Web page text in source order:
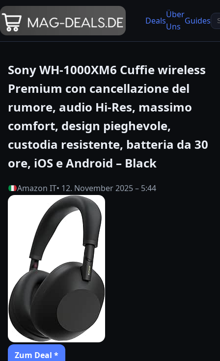
Deals
Über
Uns
Guides
Sony WH-1000XM6 Cuffie wireless
Premium con cancellazione del
rumore, audio Hi-Res, massimo
comfort, design pieghevole,
custodia resistente, batteria da 30
ore, iOS e Android – Black
Amazon IT• 12. November 2025 – 5:44
Zum Deal *